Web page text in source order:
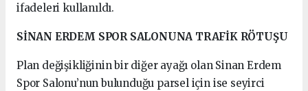
ifadeleri kullanıldı.
SİNAN ERDEM SPOR SALONUNA TRAFİK RÖTUŞU
Plan değişikliğinin bir diğer ayağı olan Sinan Erdem
Spor Salonu’nun bulunduğu parsel için ise seyirci